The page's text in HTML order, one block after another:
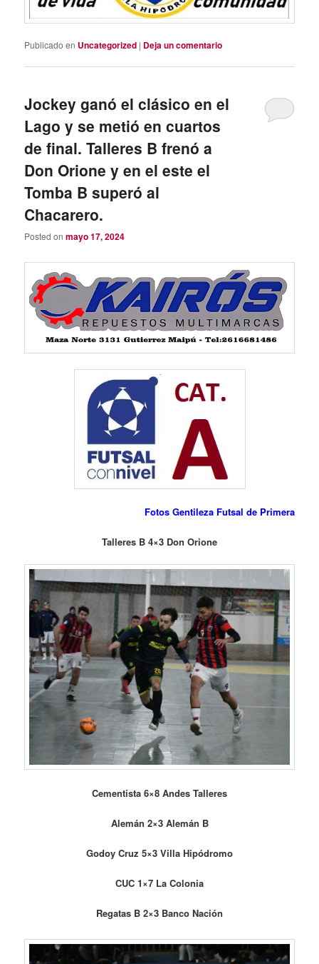
Publicado en Uncategorized | Deja un comentario
Jockey ganó el clásico en el
Lago y se metió en cuartos
de final. Talleres B frenó a
Don Orione y en el este el
Tomba B superó al
Chacarero.
Posted onmayo 17, 2024
Fotos Gentileza Futsal de Primera
Talleres B 4×3 Don Orione
Cementista 6×8 Andes Talleres
Alemán 2×3 Alemán B
Godoy Cruz 5×3 Villa Hipódromo
CUC 1×7 La Colonia
Regatas B 2×3 Banco Nación